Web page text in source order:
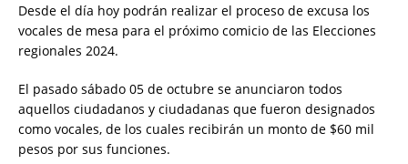
Desde el día hoy podrán realizar el proceso de excusa los
vocales de mesa para el próximo comicio de las Elecciones
regionales 2024.
El pasado sábado 05 de octubre se anunciaron todos
aquellos ciudadanos y ciudadanas que fueron designados
como vocales, de los cuales recibirán un monto de $60 mil
pesos por sus funciones.